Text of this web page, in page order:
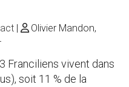
Olivier Mandon,
Franciliens vivent dans
soit 11 % de la